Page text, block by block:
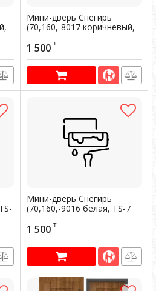
Мини-дверь Снегирь
(70,160,-8017 коричневый,
ТS-6 8017 . коричневый TS-
6)
Артикул: 101134
1 500 ₸
Мини-дверь Снегирь
(70,160,-9016 белая, ТS-7
Артикул:
1 500 ₸